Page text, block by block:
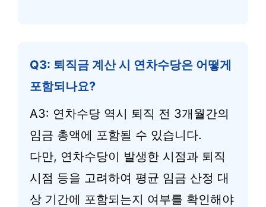
Q3: 퇴직금 계산 시 연차수당은 어떻게
포함되나요?
A3: 연차수당 역시 퇴직 전 3개월간의
임금 총액에 포함될 수 있습니다.
다만, 연차수당이 발생한 시점과 퇴직
시점 등을 고려하여 평균 임금 산정 대
상 기간에 포함되는지 여부를 확인해야